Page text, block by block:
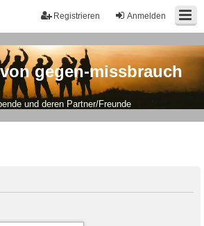
Anmelden
Registrieren
gegen-missbrauch
und deren Partner/Freunde